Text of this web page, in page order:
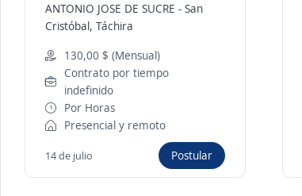
ANTONIO JOSE DE SUCRE -San
Cristóbal, Táchira
130,00 $ (Mensual)
Contrato por tiempo
indefinido
Por Horas
Presencial y remoto
14 de julio Postular